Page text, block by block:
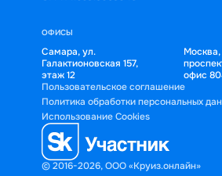
ОФИСЫ
Самара, ул.
Галактионовская 157,
этаж 12
офис
© 2016-2026, ООО «Круиз.онлайн»
Пользовательское соглашение
Политика обработки персональных
Использование Cookies